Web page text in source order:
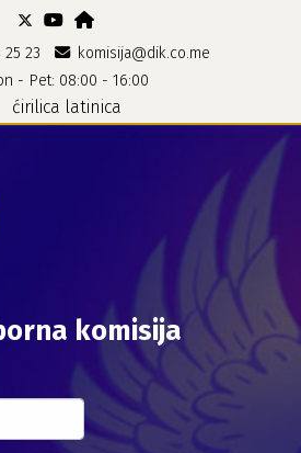
25 23
komisija@dik.co.me
- Pet: 08:00 - 16:00
ćirilica latinica
komisija